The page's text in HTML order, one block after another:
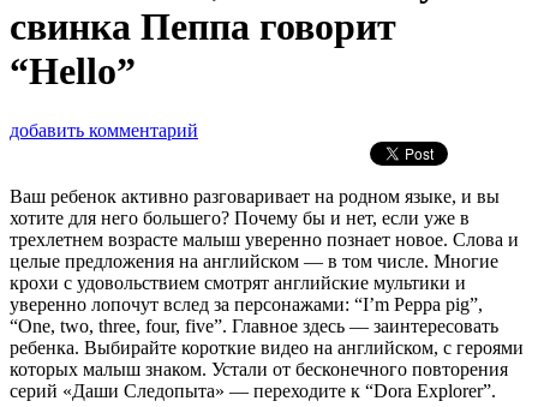
свинка Пеппа говорит
“Hello”
добавить комментарий
Ваш ребенок активно разговаривает на родном языке, и вы
хотите для него большего? Почему бы и нет, если уже в
трехлетнем возрасте малыш уверенно познает новое. Слова и
целые предложения на английском — в том числе. Многие
крохи с удовольствием смотрят английские мультики и
уверенно лопочут вслед за персонажами: “I’m Peppa pig”,
“One, two, three, four, five”. Главное здесь — заинтересовать
ребенка. Выбирайте короткие видео на английском, с героями
которых малыш знаком. Устали от бесконечного повторения
серий «Даши Следопыта» — переходите к “Dora Explorer”.